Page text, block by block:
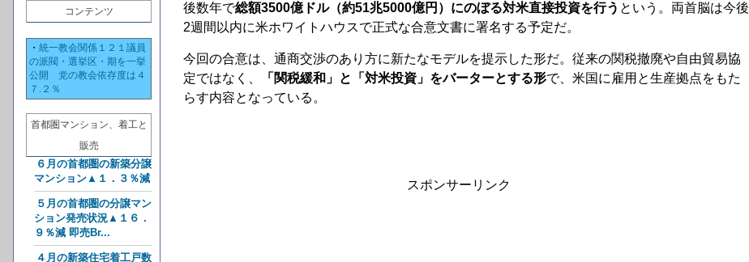
コンテンツ
・ 統一教会関係１２１議員
の派閥・選挙区・期を一挙
公開 党の教会依存度は４
７.２％
首都圏マンション、着工と
販売
６月の首都圏の新築分譲
マンション▲１．３％減
５月の首都圏の分譲マン
ション発売状況▲１６．
９％減 即売Br...
４月の新築住宅着工戸数
後数年で総額3500億ドル（約51兆5000億円）にのぼる対米直接投資を行う という。両首脳は今後
2週間以内に米ホワイトハウスで正式な合意文書に署名する予定だ。
今回の合意は、通商交渉のあり方に新たなモデルを提示した形だ。従来の関税撤廃や自由貿易協
定ではなく、
「関税緩和」と「対米投資」をバーターとする形で、米国に雇用と生産拠点をもた
らす内容となっている。
スポンサーリンク